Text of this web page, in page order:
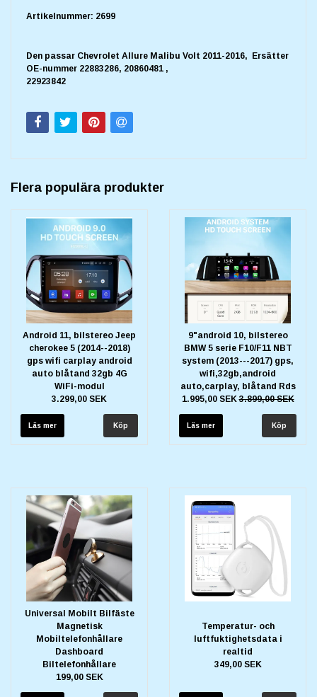
Artikelnummer: 2699
Den passar Chevrolet Allure Malibu Volt 2011-2016, Ersätter
OE-nummer 22883286, 20860481 ,
22923842
Flera populära produkter
Android 11, bilstereo Jeep
cherokee 5 (2014--2018)
gps wifi carplay android
auto blåtand 32gb 4G
WiFi-modul
3.299,00 SEK
Läs mer
9"android 10, bilstereo
BMW 5 serie F10/F11 NBT
system (2013---2017) gps,
wifi,32gb,android
auto,carplay, blåtand Rds
1.995,00 SEK3.899,00 SEK
Läs mer
Universal Mobilt Bilfäste
Magnetisk
Mobiltelefonhållare
Dashboard
Biltelefonhållare
199,00 SEK
Temperatur- och
luftfuktighetsdata i
realtid
349,00 SEK